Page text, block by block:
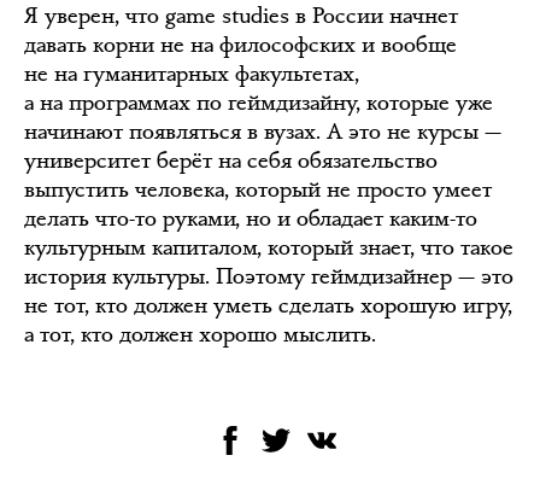
Я уверен, что game studies в России начнет
давать корни не на философских и вообще
не на гуманитарных факультетах,
а на программах по геймдизайну, которые уже
начинают появляться в вузах. А это не курсы —
университет берёт на себя обязательство
выпустить человека, который не просто умеет
делать что-то руками, но и обладает каким-то
культурным капиталом, который знает, что такое
история культуры. Поэтому геймдизайнер — это
не тот, кто должен уметь сделать хорошую игру,
а тот, кто должен хорошо мыслить.